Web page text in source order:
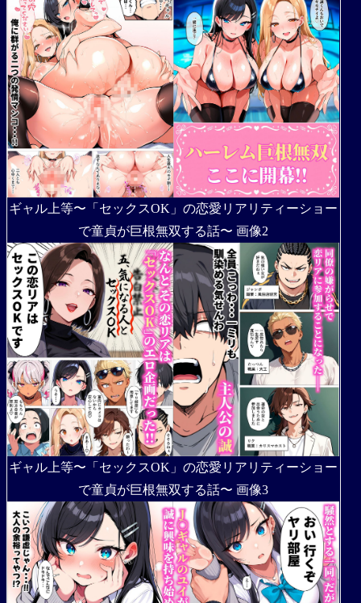
ギャル上等〜「セックスOK」の恋愛リアリティーショー
で童貞が巨根無双する話〜 画像2
ギャル上等〜「セックスOK」の恋愛リアリティーショー
で童貞が巨根無双する話〜 画像3